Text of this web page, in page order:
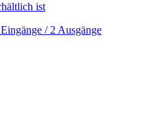
ist
/ 2 Ausgänge